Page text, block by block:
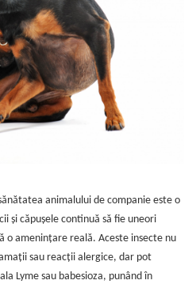
animalului de companie este o
și căpușele continuă să fie uneori
amenințare reală. Aceste insecte nu
sau reacții alergice, dar pot
Lyme sau babesioza, punând în